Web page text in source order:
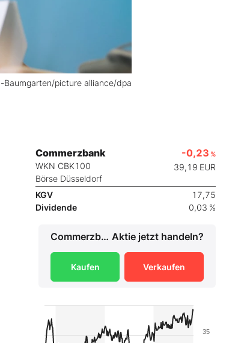
Baumgarten/picture alliance/dpa
Commerzbank
WKN CBK100
Börse Düsseldorf
-0,23 %
39,19 EUR
KGV
17,75
Dividende
0,03 %
Commerzbank Aktie jetzt handeln?
Kaufen Verkaufen
35